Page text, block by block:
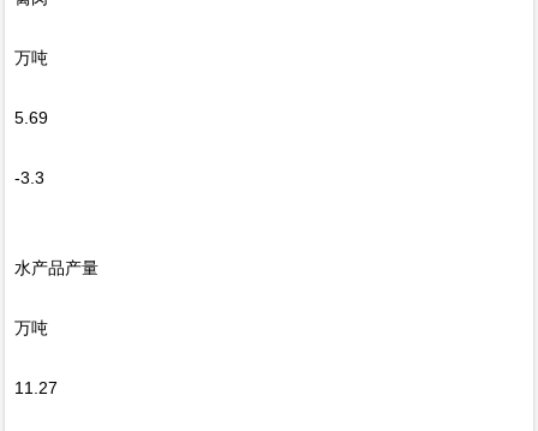
万吨
5.69
-3.3
水产品产量
万吨
11.27